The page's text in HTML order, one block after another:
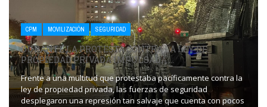
CPM MOVILIZACIÓN SEGURIDAD
DURANTE LA PROTESTA CONTRA LA LEY DE
PROPIEDAD PRIVADA IMPULSADA ...
Frente a una multitud que protestaba pacíficamente contra la
ley de propiedad privada, las fuerzas de seguridad
desplegaron una represión tan salvaje que cuenta con pocos